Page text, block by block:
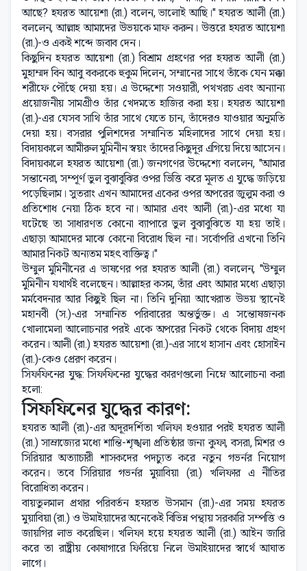
আছে? হযরত আয়েশা (রা.) বলেন, ভালোই আছি।" হযরত আলী (রা.)
বললেন, আল্লাহ আমাদের উভয়কে মাফ করুন। উত্তরে হযরত আয়েশা
(রা.)-ও একই শব্দে জবাব দেন।
কিছুদিন হযরত আয়েশা (রা.) বিশ্রাম গ্রহণের পর হযরত আলী (রা.)
মুহাম্মদ বিন আবু বকরকে হুকুম দিলেন, সম্মানের সাথে তাঁকে যেন মক্কা
শরীফে পৌঁছে দেয়া হয়। এ উদ্দেশ্যে সওয়ারী, পথখরচ এবং অন্যান্য
প্রয়োজনীয় সামগ্রীও তাঁর খেদমতে হাজির করা হয়। হযরত আয়েশা
(রা.)-এর যেসব সাথি তাঁর সাথে যেতে চান, তাঁদেরও যাওয়ার অনুমতি
দেয়া হয়। বসরার পুলিশদের সম্মানিত মহিলাদের সাথে দেয়া হয়।
বিদায়কালে আমীরুল মুমিনীন স্বয়ং তাঁদের কিছুদূর এগিয়ে দিয়ে আসেন।
বিদায়কালে হযরত আয়েশা (রা.) জনগণের উদ্দেশ্যে বললেন, "আমার
সন্তানেরা, সম্পূর্ণ ভুল বুঝাবুঝির ওপর ভিত্তি করে মূলত এ যুদ্ধে জড়িয়ে
পড়েছিলাম। সুতরাং এখন আমাদের একের ওপর অপরের জুলুম করা ও
প্রতিশোধ নেয়া ঠিক হবে না। আমার এবং আলী (রা.)-এর মধ্যে যা
ঘটেছে তা সাধারণত কোনো ব্যাপারে ভুল বুঝাবুঝিতে যা হয় তাই।
এছাড়া আমাদের মাঝে কোনো বিরোধ ছিল না। সর্বোপরি এখনো তিনি
আমার নিকট অন্যতম মহৎ ব্যক্তিত্ব।"
উম্মুল মুমিনীনের এ ভাষণের পর হযরত আলী (রা.) বললেন, "উম্মুল
মুমিনীন যথার্থই বলেছেন। আল্লাহর কসম, তাঁর এবং আমার মধ্যে এছাড়া
মর্মবেদনার আর কিছুই ছিল না। তিনি দুনিয়া আখেরাত উভয় স্থানেই
মহানবী (স.)-এর সম্মানিত পরিবারের অন্তর্ভুক্ত। এ সন্তোষজনক
খোলামেলা আলোচনার পরই একে অপরের নিকট থেকে বিদায় গ্রহণ
করেন। আলী (রা.) হযরত আয়েশা (রা.)-এর সাথে হাসান এবং হোসাইন
(রা.)-কেও প্রেরণ করেন।
সিফফিনের যুদ্ধ: সিফফিনের যুদ্ধের কারণগুলো নিম্নে আলোচনা করা
হলো:
সিফফিনের যুদ্ধের কারণ:
হযরত আলী (রা.)-এর অদূরদর্শিতা খলিফা হওয়ার পরই হযরত আলী
(রা.) সাম্রাজ্যের মধ্যে শান্তি-শৃঙ্খলা প্রতিষ্ঠার জন্য কুফা, বসরা, মিশর ও
সিরিয়ার অত্যাচারী শাসকদের পদচ্যুত করে নতুন গভর্নর নিয়োগ
করেন। তবে সিরিয়ার গভর্নর মুয়াবিয়া (রা.) খলিফার এ নীতির
বিরোধিতা করেন।
বায়তুলমাল প্রথার পরিবর্তন হযরত উসমান (রা.)-এর সময় হযরত
মুয়াবিয়া (রা.) ও উমাইয়াদের অনেকেই বিভিন্ন পন্থায় সরকারি সম্পত্তি ও
জায়গির লাভ করেছিল। খলিফা হয়ে হযরত আলী (রা.) আইন জারি
করে তা রাষ্ট্রীয় কোষাগারে ফিরিয়ে নিলে উমাইয়াদের স্বার্থে আঘাত
লাগে।